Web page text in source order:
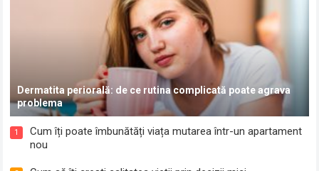
Dermatita periorală: de ce rutina complicată poate agrava
problema
1
Cum îți poate îmbunătăți viața mutarea într-un apartament
nou